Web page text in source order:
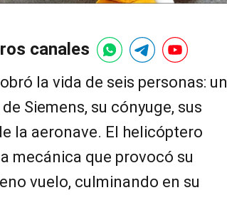
canales
la vida de seis personas: un
Siemens, su cónyuge, sus
la aeronave. El helicóptero
mecánica que provocó su
vuelo, culminando en su